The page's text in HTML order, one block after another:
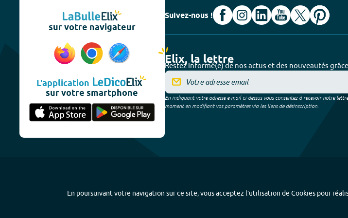
sur votre navigateur
L'application
sur votre smartphone
Suivez-nous !
Elix, la lettre
Restez informé(e) de nos actus et des nouveautés
En indiquant votre adresse e-mail ci-dessus vous consentez à recevoir notre
moment en modifiant vos paramètres via les liens de désinscription.
En poursuivant votre navigation sur ce site, vous acceptez l’utilisation de Cookies pour